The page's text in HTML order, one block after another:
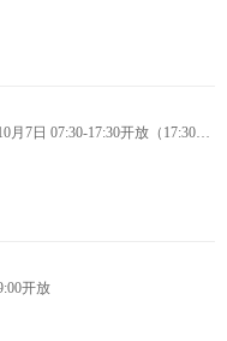
月7日 07:30-17:30开放（17:30停
开放